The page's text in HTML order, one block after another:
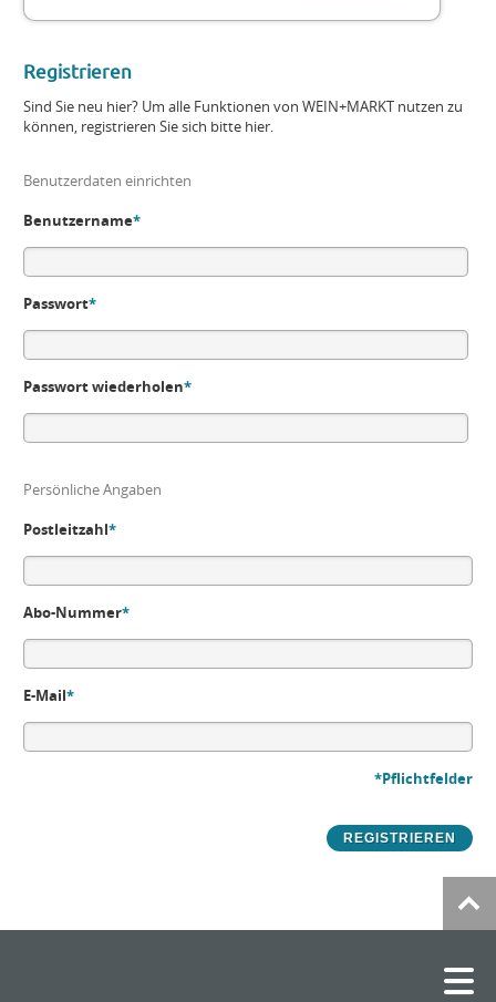
Registrieren
Sind Sie neu hier? Um alle Funktionen von WEIN+MARKT nutzen zu
können, registrieren Sie sich bitte hier.
Benutzerdaten einrichten
Benutzername*
Passwort*
Passwort wiederholen*
Persönliche Angaben
Postleitzahl*
Abo-Nummer*
E-Mail*
*Pflichtfelder